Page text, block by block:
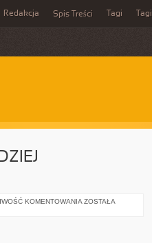
Redakcja Spis Treści Tagi Tagi
KOMENTOWANIA CO
ZOSTAŁA